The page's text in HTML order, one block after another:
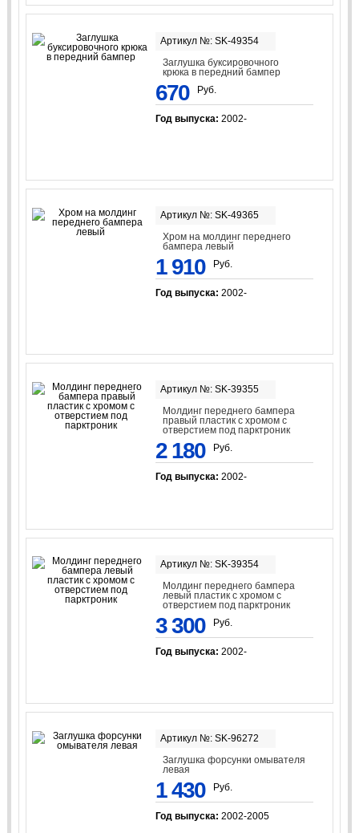
Артикул №: SK-49354
Заглушка буксировочного
крюка в передний бампер
670 Руб.
Год выпуска: 2002-
Артикул №: SK-49365
Хром на молдинг переднего
бампера левый
1 910 Руб.
Год выпуска: 2002-
Артикул №: SK-39355
Молдинг переднего бампера
правый пластик с хромом с
отверстием под парктроник
2 180 Руб.
Год выпуска: 2002-
Артикул №: SK-39354
Молдинг переднего бампера
левый пластик с хромом с
отверстием под парктроник
3 300 Руб.
Год выпуска: 2002-
Артикул №: SK-96272
Заглушка форсунки омывателя
левая
1 430 Руб.
Год выпуска: 2002-2005